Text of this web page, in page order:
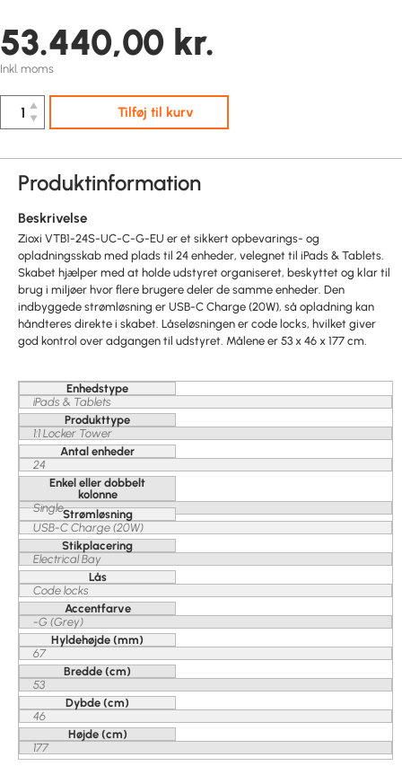
53.440,00 kr.
Inkl. moms
▲
▼
Tilføj til kurv
Produktinformation
Beskrivelse
Zioxi VTB1-24S-UC-C-G-EU er et sikkert opbevarings- og
opladningsskab med plads til 24 enheder, velegnet til iPads & Tablets.
Skabet hjælper med at holde udstyret organiseret, beskyttet og klar til
brug i miljøer hvor flere brugere deler de samme enheder. Den
indbyggede strømløsning er USB-C Charge (20W), så opladning kan
håndteres direkte i skabet. Låseløsningen er code locks, hvilket giver
god kontrol over adgangen til udstyret. Målene er 53 x 46 x 177 cm.
Enhedstype
iPads & Tablets
Produkttype
1:1 Locker Tower
Antal enheder
24
Enkel eller dobbelt
kolonne
SingleStrømløsning
USB-C Charge (20W)
Stikplacering
Electrical Bay
Lås
Code locks
Accentfarve
-G (Grey)
Hyldehøjde (mm)
67
Bredde (cm)
53
Dybde (cm)
46
Højde (cm)
177